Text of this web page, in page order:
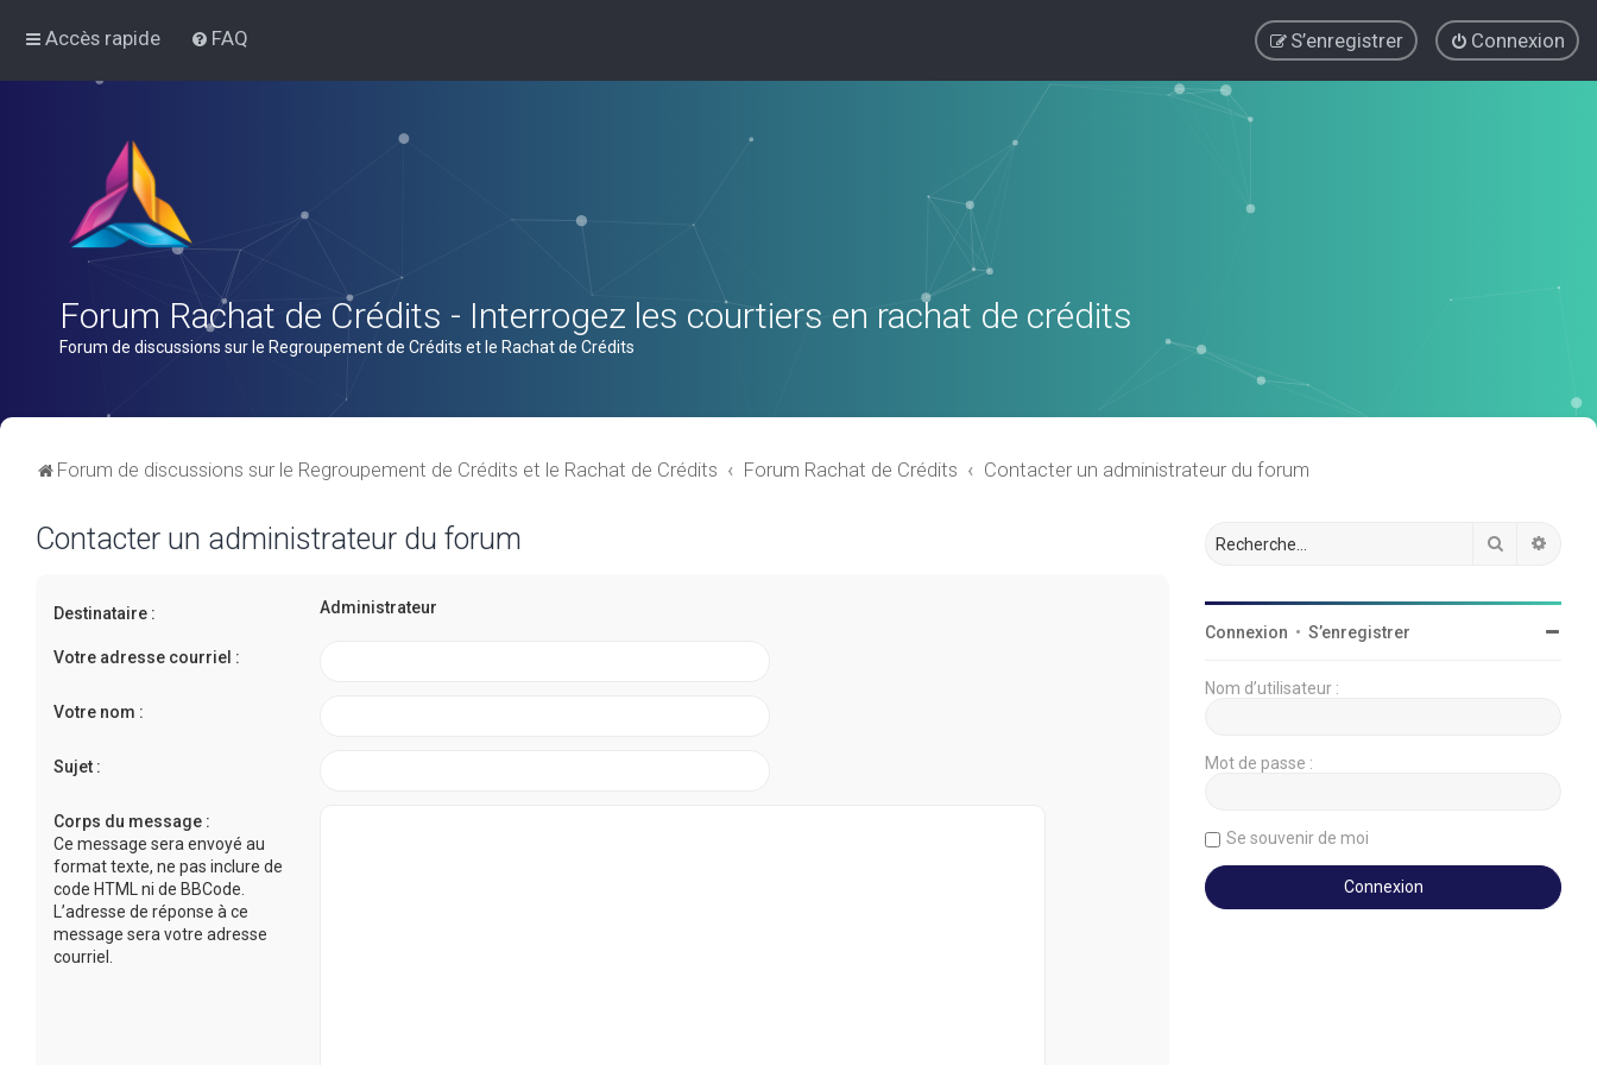
Accès rapide FAQ Connexion
S’enregistrer
Forum Rachat de Crédits - Interrogez les courtiers en rachat de crédits
Forum de discussions sur le Regroupement de Crédits et le Rachat de Crédits
Forum de discussions sur le Regroupement de Crédits et le Rachat de Crédits Forum Rachat de Crédits Contacter un administrateur du forum
Contacter un administrateur du forum
Destinataire : Administrateur
Votre adresse courriel :
Votre nom :
Sujet :
Corps du message :
Ce message sera envoyé au
format texte, ne pas inclure de
code HTML ni de BBCode.
L’adresse de réponse à ce
message sera votre adresse
courriel.
Rechercher
Connexion • S’enregistrer
Nom d’utilisateur :
Mot de passe :
Se souvenir de moi